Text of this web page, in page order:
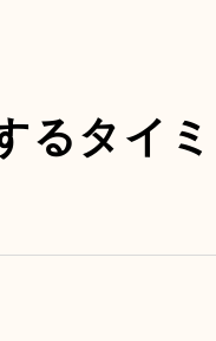
ディア掲載
るタイ